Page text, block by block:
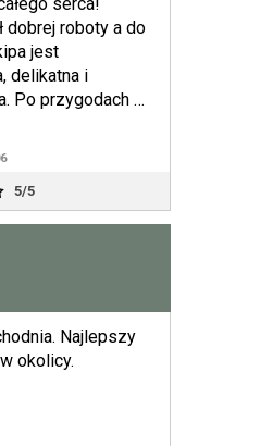
dobrej roboty a do
jest
delikatna i
Po przygodach z
5/5
Najlepszy
okolicy.